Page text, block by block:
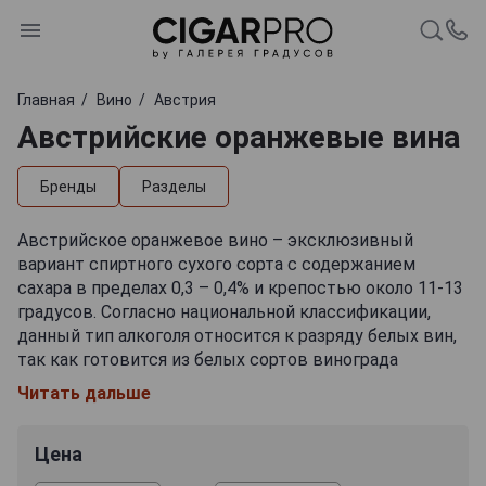
Главная Вино Австрия
Австрийские оранжевые вина
Бренды Разделы
Австрийское оранжевое вино – эксклюзивный
вариант спиртного сухого сорта с содержанием
сахара в пределах 0,3 – 0,4% и крепостью около 11-13
градусов. Согласно национальной классификации,
данный тип алкоголя относится к разряду белых вин,
так как готовится из белых сортов винограда
преимущественно автохтонных разновидностей,
таких как Траминер, Грюнер Вельтлинер,
напитков входят европейские вариации лозы,
например Шардоне. Большинство оранжевых вин
Читать дальше
Цена